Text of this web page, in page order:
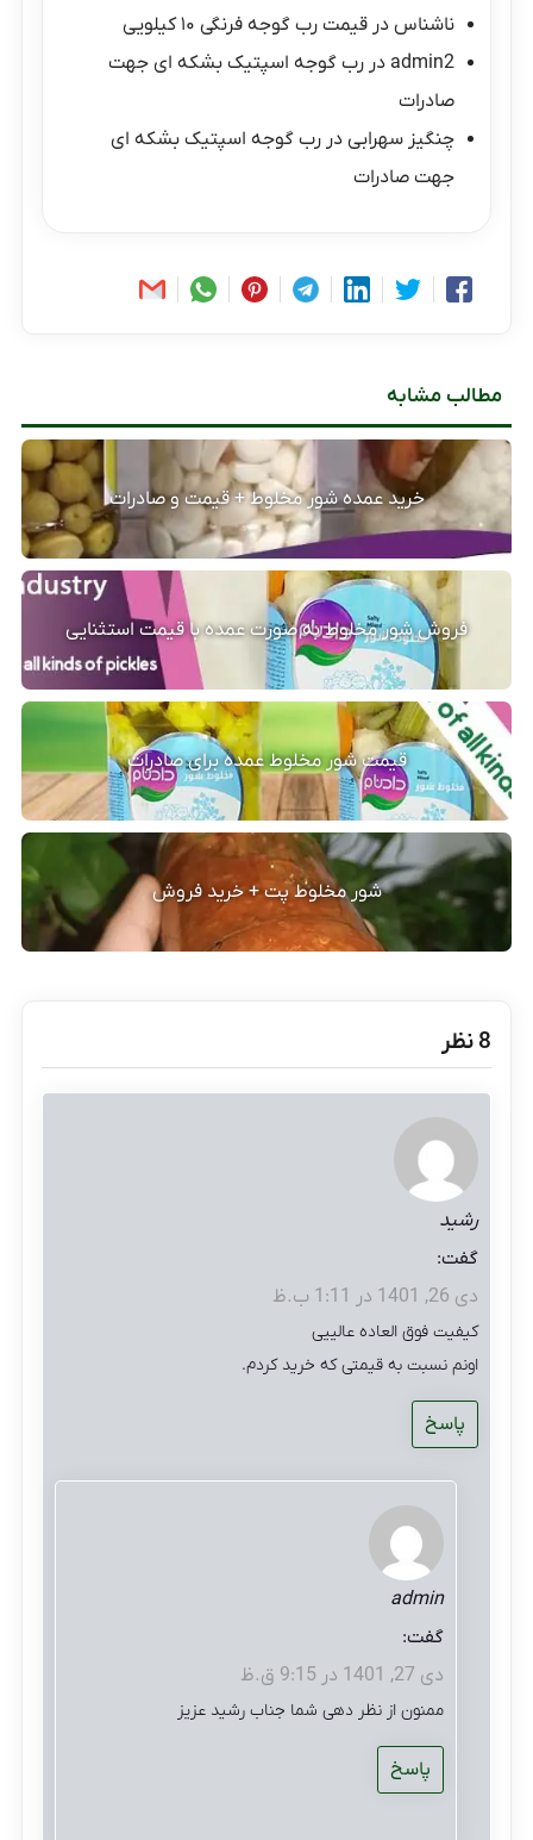
ناشناس درقیمت رب گوجه فرنگی ۱۰ کیلویی
admin2 دررب گوجه اسپتیک بشکه ای جهت
صادرات
چنگیز سهرابی دررب گوجه اسپتیک بشکه ای
جهت صادرات
مطالب مشابه
خرید عمده شور مخلوط + قیمت و صادرات
فروش شور مخلوط به صورت عمده با قیمت استثنایی
قیمت شور مخلوط عمده برای صادرات
شور مخلوط پت + خرید فروش
‫8 نظر
رشید
گفت:
دی 26, 1401 در 1:11 ب.ظ
کیفیت فوق العاده عالییی
اونم نسبت به قیمتی که خرید کردم.
پاسخ
admin
گفت:
دی 27, 1401 در 9:15 ق.ظ
ممنون از نظر دهی شما جناب رشید عزیز
پاسخ